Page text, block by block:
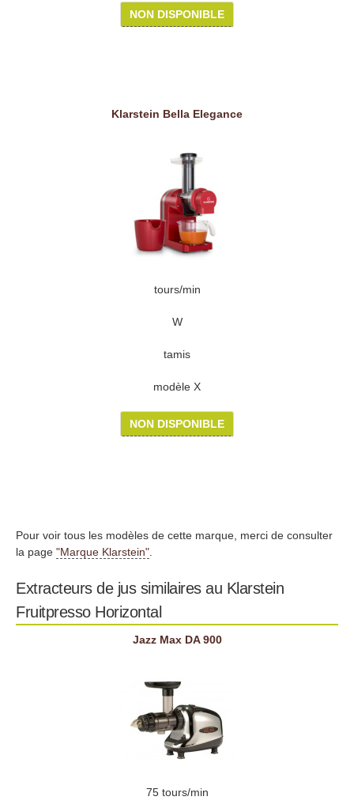
NON DISPONIBLE
Klarstein Bella Elegance
tours/min
W
tamis
modèle X
NON DISPONIBLE
Pour voir tous les modèles de cette marque, merci de consulter
la page "Marque Klarstein"
Extracteurs de jus similaires au Klarstein
Fruitpresso Horizontal
Jazz Max DA 900
75 tours/min